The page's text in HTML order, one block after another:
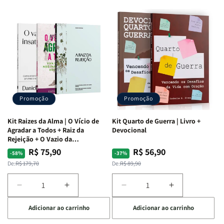
Promoção
Kit Raizes da Alma | O Vício de
Agradar a Todos + Raiz da
Rejeição + O Vazio da
Insatisfação.
-58%
Preço
normal
De:R$ 179,70
Preço
promocional
R$ 75,90
Diminuir
a
quantidade
de
Aumentar
a
quantidade
de
Adicionar ao carrinho
Promoção
Kit Quarto de Guerra | Livro +
Devocional
-37%
Preço
normal
De:R$ 89,90
Preço
promocional
R$ 56,90
Diminuir
a
quantidade
de
Aumentar
a
quantidade
de
Adicionar ao carrinho